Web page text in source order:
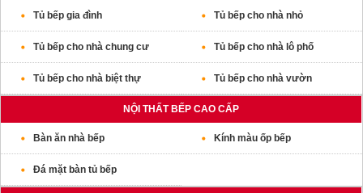
Tủ bếp gia đình Tủ bếp cho nhà nhỏ
Tủ bếp cho nhà chung cư Tủ bếp cho nhà lô phố
Tủ bếp cho nhà biệt thự Tủ bếp cho nhà vườn
NỘI THẤT BẾP CAO CẤP
Bàn ăn nhà bếp Kính màu ốp bếp
Đá mặt bàn tủ bếp